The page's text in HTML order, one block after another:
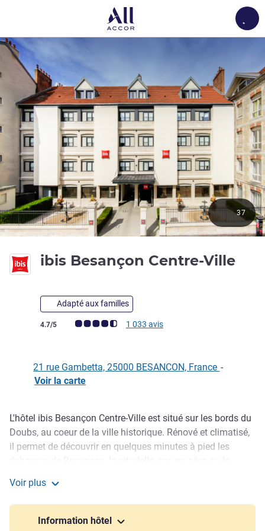
ibis Besançon Centre-Ville3
Adapté aux familles
Note Avis clients (Note ALL)
4.7/5 1 033 avis
37
21 rue Gambetta, 25000 BESANCON, France -
Voir la carte
Description
L'hôtel ibis Besançon Centre-Ville est situé sur les bords du
Doubs, au coeur de la ville historique. Rénové et climatisé,
il permet de découvrir en quelques minutes à pied les
réunion, un parking intérieur clos payant de 23 places
(entrée 2,17 mètres de large) selon disponibilités, un bar
ouvert 24 h/24, des restaurants et commerces à proximité.
Voir plus
Information hôtel